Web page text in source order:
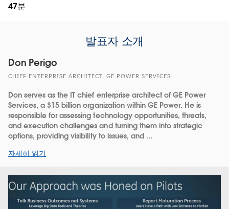
47분
발표자 소개
Don Perigo
CHIEF ENTERPRISE ARCHITECT, GE POWER SERVICES
Don serves as the IT chief enterprise architect of GE Power
Services, a $15 billion organization within GE Power. He is
responsible for assessing technology opportunities, threats,
and execution challenges and turning them into strategic
options, providing visibility to issues, and ...
자세히 읽기